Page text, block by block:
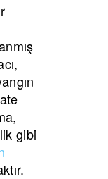
gibi